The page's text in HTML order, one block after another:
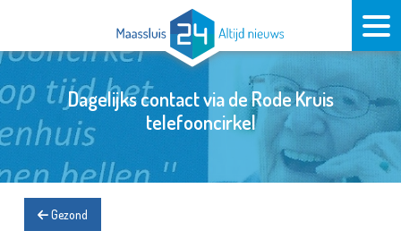
Dagelijks contact via de Rode Kruis
telefooncirkel
Gezond